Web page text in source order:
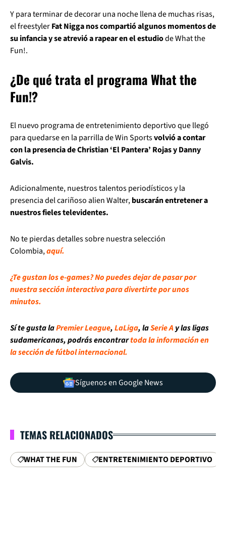
Y para terminar de decorar una noche llena de muchas risas,
el freestylerFat Nigga nos compartió algunos momentos de
su infancia y se atrevió a rapear en el estudiode What the
Fun!.
¿De qué trata el programa What the
Fun!?
El nuevo programa de entretenimiento deportivo que llegó
para quedarse en la parrilla de Win Sportsvolvió a contar
con la presencia de Christian ‘El Pantera’ Rojas y Danny
Galvis.
Adicionalmente, nuestros talentos periodísticos y la
presencia del cariñoso alien Walter,buscarán entretener a
nuestros fieles televidentes.
No te pierdas detalles sobre nuestra selección
Colombia,aquí.
¿Te gustan los e-games? No puedes dejar de pasar por
nuestra sección interactiva para divertirte por unos
minutos.
Sí te gusta laPremier League,LaLiga, laSerie Ay las ligas
sudamericanas, podrás encontrartoda la información en
la sección de fútbol internacional.
Síguenos en Google News
TEMAS RELACIONADOS
WHAT THE FUN ENTRETENIMIENTO DEPORTIVO